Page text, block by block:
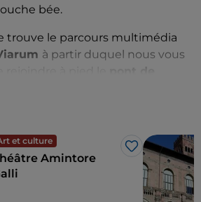
bée.
trouve le parcours multimédia
à partir duquel nous vous
piétonne au ras de l'eau
en famille peuvent
de détente à
Fiabilandia, l'un
d'attractions d'Italie avec de
à thème médiéval, oriental
et culture
J’aime
Amintore